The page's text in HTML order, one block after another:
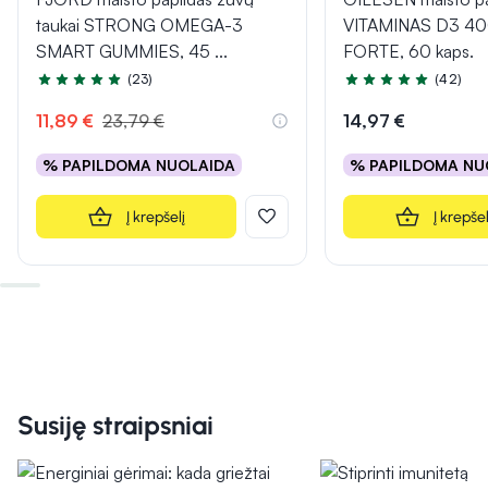
taukai STRONG OMEGA-3
SMART GUMMIES, 45 ...
Įvertinimas 5.0 iš 5
(23)
11,89 € 23,79 €
% PAPILDOMA NUOLAIDA
Į krepšelį
VITAMINAS D3
FORTE, 60 kaps.
Įvertinimas 5.0 iš 5
(42)
14,97 €
% PAPILDOMA
Į
Susiję straipsniai